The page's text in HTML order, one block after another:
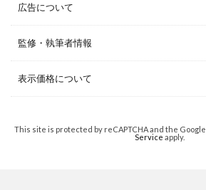
広告について
監修・執筆者情報
表示価格について
This site is protected by reCAPTCHA and the Google
Service apply.